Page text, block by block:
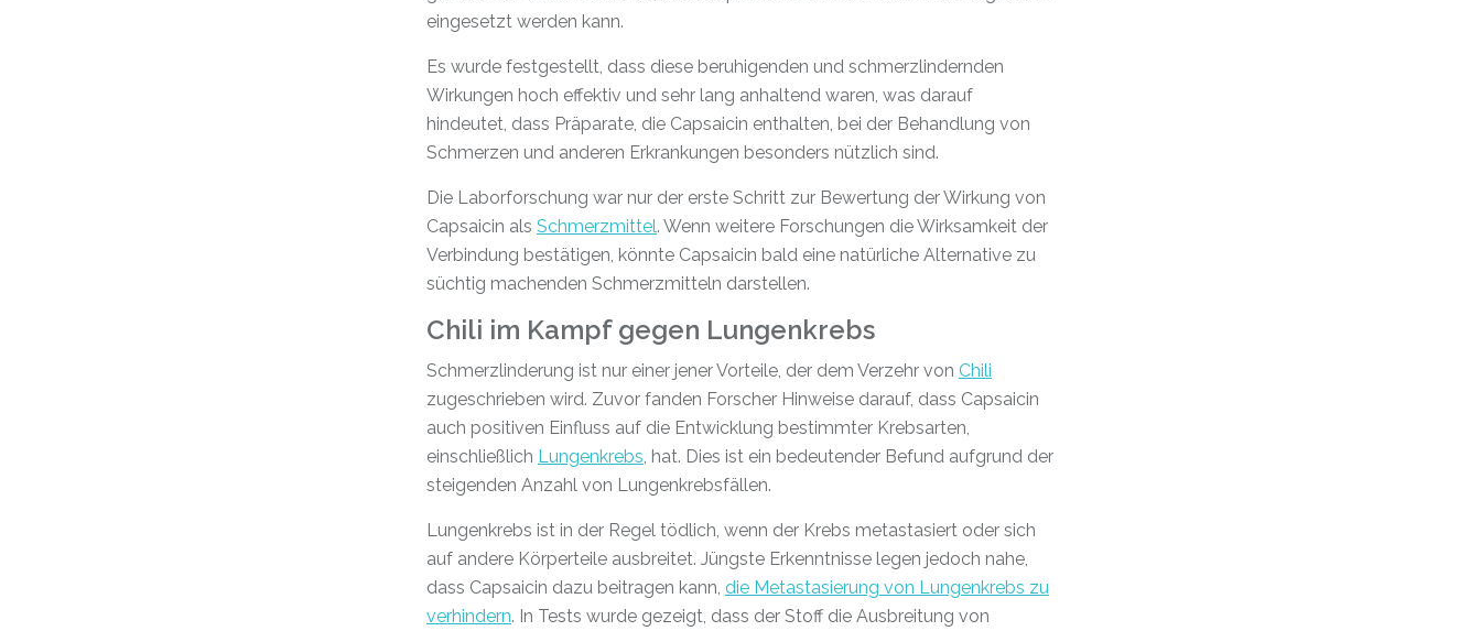
eingesetzt werden kann.
Es wurde festgestellt, dass diese beruhigenden und schmerzlindernden
Wirkungen hoch effektiv und sehr lang anhaltend waren, was darauf
hindeutet, dass Präparate, die Capsaicin enthalten, bei der Behandlung von
Schmerzen und anderen Erkrankungen besonders nützlich sind.
Die Laborforschung war nur der erste Schritt zur Bewertung der Wirkung von
Capsaicin als Schmerzmittel. Wenn weitere Forschungen die Wirksamkeit der
Verbindung bestätigen, könnte Capsaicin bald eine natürliche Alternative zu
süchtig machenden Schmerzmitteln darstellen.
Chili im Kampf gegen Lungenkrebs
Schmerzlinderung ist nur einer jener Vorteile, der dem Verzehr von Chili
zugeschrieben wird. Zuvor fanden Forscher Hinweise darauf, dass Capsaicin
auch positiven Einfluss auf die Entwicklung bestimmter Krebsarten,
einschließlich Lungenkrebs, hat. Dies ist ein bedeutender Befund aufgrund der
steigenden Anzahl von Lungenkrebsfällen.
Lungenkrebs ist in der Regel tödlich, wenn der Krebs metastasiert oder sich
auf andere Körperteile ausbreitet. Jüngste Erkenntnisse legen jedoch nahe,
dass Capsaicin dazu beitragen kann, die Metastasierung von Lungenkrebs zu
verhindern. In Tests wurde gezeigt, dass der Stoff die Ausbreitung von